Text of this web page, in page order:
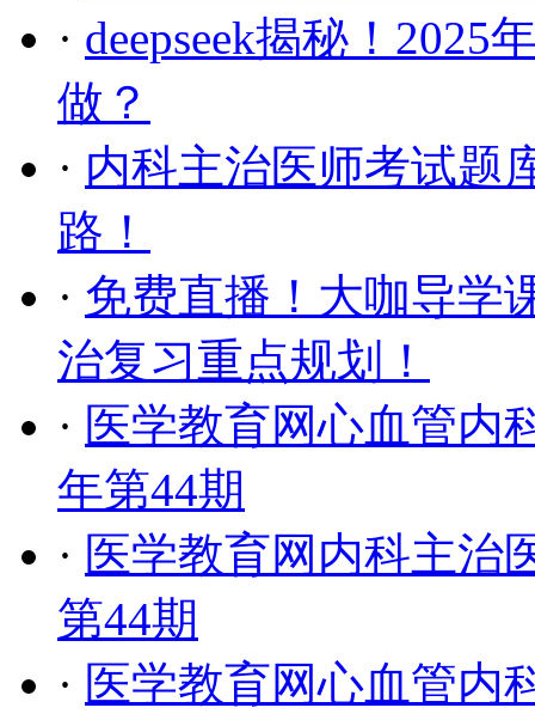
· deepseek揭秘！2025
做？
· 内科主治医师考试题
路！
· 免费直播！大咖导学
治复习重点规划！
· 医学教育网心血管内
年第44期
· 医学教育网内科主治
第44期
· 医学教育网心血管内